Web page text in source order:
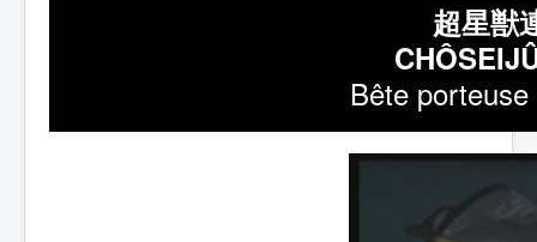
Lexique
超星獣
Bête